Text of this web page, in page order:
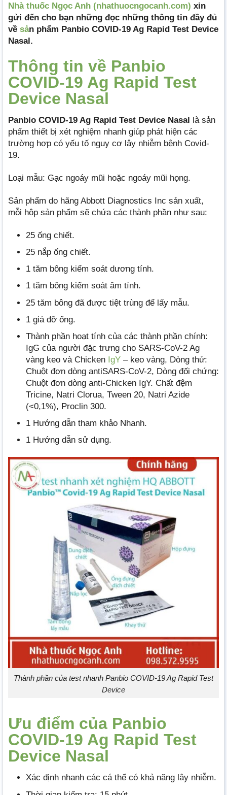
Nhà thuốc Ngọc Anh (nhathuocngocanh.com) xin
gửi đến cho bạn những đọc những thông tin đầy đủ
về sản phẩm Panbio COVID-19 Ag Rapid Test Device
Nasal.
Thông tin về Panbio
COVID-19 Ag Rapid Test
Device Nasal
Panbio COVID-19 Ag Rapid Test Device Nasal là sản
phẩm thiết bị xét nghiệm nhanh giúp phát hiện các
trường hợp có yếu tố nguy cơ lây nhiễm bệnh Covid-
19.
Loại mẫu: Gạc ngoáy mũi hoặc ngoáy mũi họng.
Sản phẩm do hãng Abbott Diagnostics Inc sản xuất,
mỗi hộp sản phẩm sẽ chứa các thành phần như sau:
25 ống chiết.
25 nắp ống chiết.
1 tăm bông kiểm soát dương tính.
1 tăm bông kiểm soát âm tính.
25 tăm bông đã được tiệt trùng để lấy mẫu.
1 giá đỡ ống.
Thành phần hoạt tính của các thành phần chính:
IgG của người đặc trưng cho SARS-CoV-2 Ag
vàng keo và Chicken IgY – keo vàng, Dòng thử:
Chuột đơn dòng antiSARS-CoV-2, Dòng đối chứng:
Chuột đơn dòng anti-Chicken IgY. Chất đệm
Tricine, Natri Clorua, Tween 20, Natri Azide
(<0,1%), Proclin 300.
1 Hướng dẫn tham khảo Nhanh.
1 Hướng dẫn sử dụng.
Thành phần của test nhanh Panbio COVID-19 Ag Rapid Test
Device
Ưu điểm của Panbio
COVID-19 Ag Rapid Test
Device Nasal
Xác định nhanh các cá thể có khả năng lây nhiễm.